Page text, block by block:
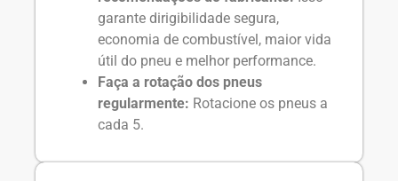
garante dirigibilidade segura,
economia de combustível, maior vida
útil do pneu e melhor performance.
Faça a rotação dos pneus
regularmente: Rotacione os pneus a
cada 5.